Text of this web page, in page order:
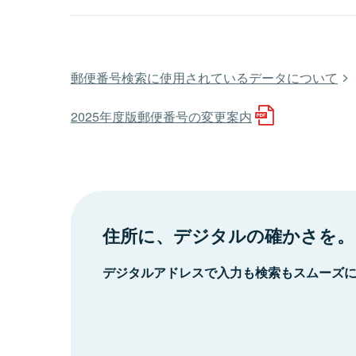
郵便番号検索に使用されているデータについて
2025年度版郵便番号の変更案内
住所に、デジタルの確かさを。
デジタルアドレスで入力も検索もスムーズ